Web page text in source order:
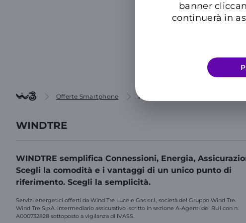
banner
continuerà in
Offerte Smartphone HONOR Magic V5
WINDTRE
WINDTRE semplifica Connessioni, Energia,
Scegli la comodità e i vantaggi di un unico punto di
riferimento. Scegli la semplicità.
Servizi energetici offerti da Wind Tre Luce e Gas s.r.l., società del Gruppo Wind Tre.
Wind Tre S.p.A. intermediario assicurativo iscritto in sezione A-Agenti del RUI con n.
A000732828 sottoposto a vigilanza di IVASS.